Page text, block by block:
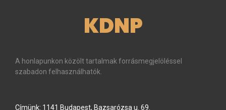
KDNP
A honlapunkon közölt tartalmak forrásmegjelöléssel
szabadon felhasználhatók.
Címünk: 1141 Budapest, Bazsarózsa u. 69.